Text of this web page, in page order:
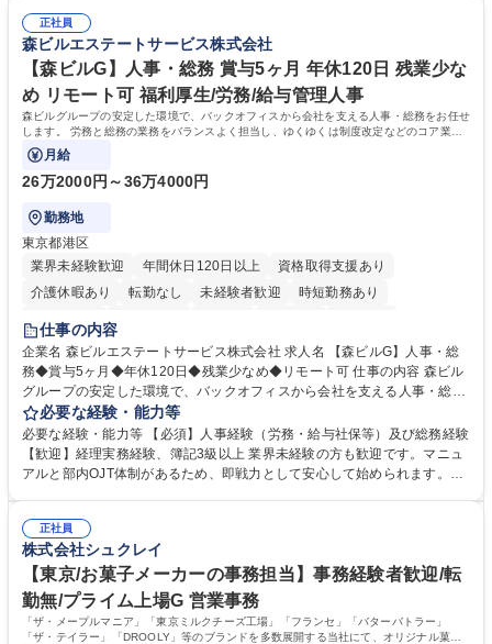
年休120日/デスクワーク中心で残業少なめ
整、資料作成、当日の運営サポート 学歴・資格 学歴：大学院 大学 語学
力： 資格：
正社員
森ビルエステートサービス株式会社
【森ビルG】人事・総務 賞与5ヶ月 年休120日 残業少な
め リモート可 福利厚生/労務/給与管理人事
森ビルグループの安定した環境で、バックオフィスから会社を支える人事・総務をお任せ
します。 労務と総務の業務をバランスよく担当し、ゆくゆくは制度改定などのコア業務
にも挑戦できる、やりがいある環境です。
月給
26万2000円～36万4000円
勤務地
東京都港区
業界未経験歓迎
年間休日120日以上
資格取得支援あり
介護休暇あり
転勤なし 未経験者歓迎
時短勤務あり
経験者歓迎
完全週休2日制
交通費支給 長期歓迎 駅近5分以内 土日祝休み
仕事の内容
企業名 森ビルエステートサービス株式会社 求人名 【森ビルG】人事・総
務◆賞与5ヶ月◆年休120日◆残業少なめ◆リモート可 仕事の内容 森ビル
グループの安定した環境で、バックオフィスから会社を支える人事・総務
をお任せします。 労務と総務の業務をバランスよく担当し、ゆくゆくは制
度改定などのコア業務にも挑戦できる、やりがいある環境です。 ■勤怠管
理、給与計算、社会保険手続き、年末調整等の労務管理全般 ■入退社手続
き、社内規定の改定や人事制度改定などのコア業務 ■社内イベントの企画
でも質問・相談できる環境が整っているため、安心して成長できます。 募
集職種 【森ビルG】人事・総務◆賞与5ヶ月◆年休120日◆残業少なめ◆
リモート可
必要な経験・能力等
必要な経験・能力等 【必須】人事経験（労務・給与社保等）及び総務経験
【歓迎】経理実務経験、簿記3級以上 業界未経験の方も歓迎です。マニュ
アルと部内OJT体制があるため、即戦力として安心して始められます。
務に挑戦できるため、自身の成長と組織への貢献度をダイレクトに実感で
きます。 残業少なめ、週1日リモート可など、ワークライフバランスを保
ち長期活躍できる環境です。 「これまでの幅広い経験を活かし、長期的な
キャリアを築きたい」という前向きな意欲と挑戦を全力で応援します。 学
歴・資格 学歴：大学院 大学 高専 短大 専修学校 高校 語学力： 資格：日商
簿記検定1級 日商簿記検定2級 日商簿記検定3級
正社員
株式会社シュクレイ
【東京/お菓子メーカーの事務担当】事務経験者歓迎/転
勤無/プライム上場G 営業事務
「ザ・メープルマニア」「東京ミルクチーズ工場」「フランセ」「バターバトラー」
「ザ・テイラー」「DROOLY」等のブランドを多数展開する当社にて、オリジナル菓子